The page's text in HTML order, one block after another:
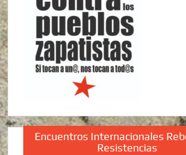
Encuentros Internacionales
Resistencias